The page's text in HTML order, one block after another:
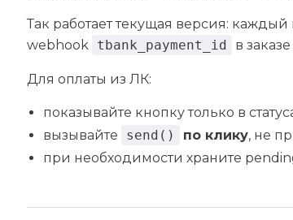
Так работает текущая версия: каждый
webhook tbank_payment_id в заказе
Для оплаты из ЛК:
показывайте кнопку только в
вызывайте
send() по клику, не
при необходимости храните